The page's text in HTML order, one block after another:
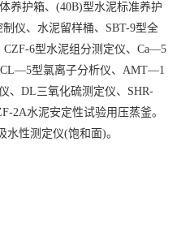
养护箱、(40B)型水泥标准养护
仪、水泥留样桶、SBT-9型全
CZF-6型水泥组分测定仪、Ca—5
型氯离子分析仪、AMT—1
、DL三氧化硫测定仪、SHR-
2A水泥安定性试验用压蒸釜。
水性测定仪(饱和面)。